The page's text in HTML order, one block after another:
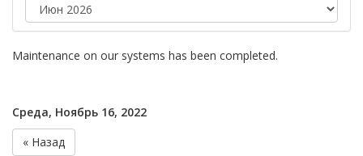
Maintenance on our systems has been completed.
Среда, Ноябрь 16, 2022
« Назад